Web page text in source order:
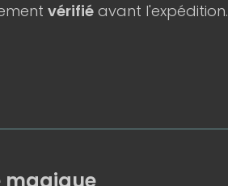
vérifié avant l'expédition.